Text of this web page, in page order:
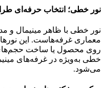
نور خطی؛ انتخاب حرفه‌ای
نور خطی با ظاهر مینیمال و
معماری غرفه‌هاست. این
روی محصول یا ساخت حجم‌های
خطی به‌ویژه در غرفه‌های
می‌شود.